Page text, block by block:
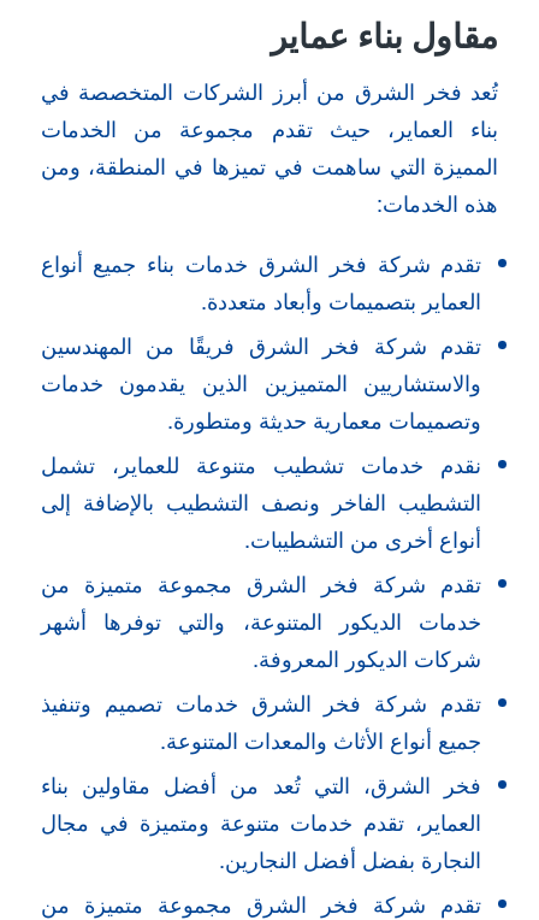
مقاول بناء عماير
تُعد فخر الشرق من أبرز الشركات المتخصصة في
بناء العماير، حيث تقدم مجموعة من الخدمات
المميزة التي ساهمت في تميزها في المنطقة، ومن
هذه الخدمات:
تقدم شركة فخر الشرق خدمات بناء جميع أنواع
العماير بتصميمات وأبعاد متعددة.
تقدم شركة فخر الشرق فريقًا من المهندسين
والاستشاريين المتميزين الذين يقدمون خدمات
وتصميمات معمارية حديثة ومتطورة.
نقدم خدمات تشطيب متنوعة للعماير، تشمل
التشطيب الفاخر ونصف التشطيب بالإضافة إلى
أنواع أخرى من التشطيبات.
تقدم شركة فخر الشرق مجموعة متميزة من
خدمات الديكور المتنوعة، والتي توفرها أشهر
شركات الديكور المعروفة.
تقدم شركة فخر الشرق خدمات تصميم وتنفيذ
جميع أنواع الأثاث والمعدات المتنوعة.
فخر الشرق، التي تُعد من أفضل مقاولين بناء
العماير، تقدم خدمات متنوعة ومتميزة في مجال
النجارة بفضل أفضل النجارين.
تقدم شركة فخر الشرق مجموعة متميزة من